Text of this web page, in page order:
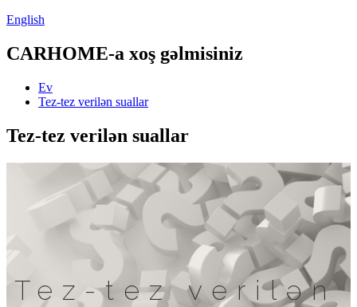
English
CARHOME-a xoş gəlmisiniz
Ev
Tez-tez verilən suallar
Tez-tez verilən suallar
Tez-tez verilən